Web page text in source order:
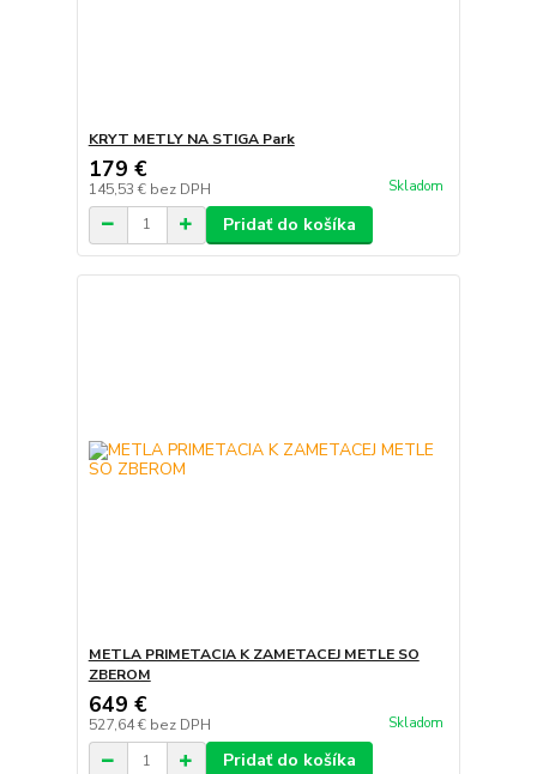
KRYT METLY NA STIGA Park
179 €
145,53 € bez DPH Skladom
Pridať do košíka
METLA PRIMETACIA K ZAMETACEJ METLE SO
ZBEROM
649 €
527,64 € bez DPH Skladom
Pridať do košíka